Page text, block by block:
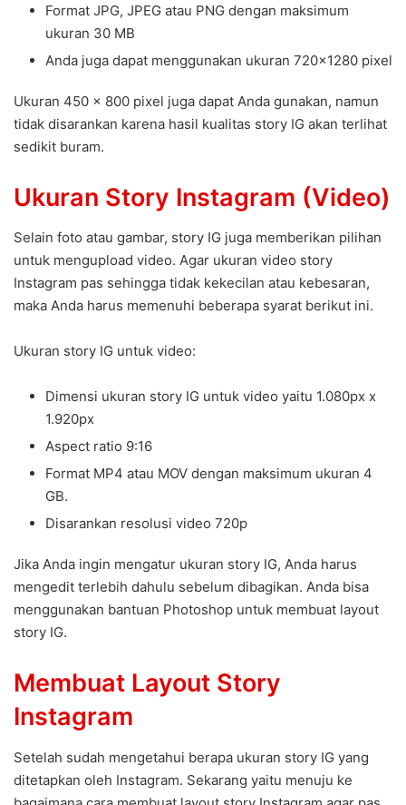
Format JPG, JPEG atau PNG dengan maksimum
ukuran 30 MB
Anda juga dapat menggunakan ukuran 720×1280 pixel
Ukuran 450 x 800 pixel juga dapat Anda gunakan, namun
tidak disarankan karena hasil kualitas story IG akan terlihat
sedikit buram.
Ukuran Story Instagram (Video)
Selain foto atau gambar, story IG juga memberikan pilihan
untuk mengupload video. Agar ukuran video story
Instagram pas sehingga tidak kekecilan atau kebesaran,
maka Anda harus memenuhi beberapa syarat berikut ini.
Ukuran story IG untuk video:
Dimensi ukuran story IG untuk video yaitu 1.080px x
1.920px
Aspect ratio 9:16
Format MP4 atau MOV dengan maksimum ukuran 4
GB.
Disarankan resolusi video 720p
Jika Anda ingin mengatur ukuran story IG, Anda harus
mengedit terlebih dahulu sebelum dibagikan. Anda bisa
menggunakan bantuan Photoshop untuk membuat layout
story IG.
Membuat Layout Story
Instagram
Setelah sudah mengetahui berapa ukuran story IG yang
ditetapkan oleh Instagram. Sekarang yaitu menuju ke